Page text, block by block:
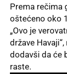
Prema rečima
oštećeno oko
„Ovo je
države
dodavši da će
raste.